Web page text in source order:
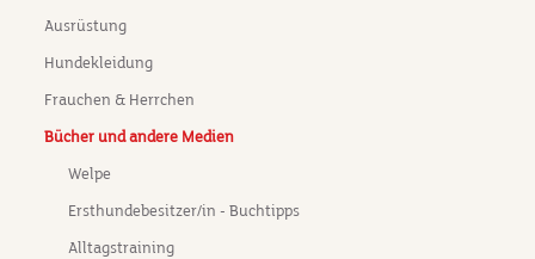
Ausrüstung
Hundekleidung
Frauchen & Herrchen
Bücher und andere Medien
Welpe
Ersthundebesitzer/in - Buchtipps
Alltagstraining